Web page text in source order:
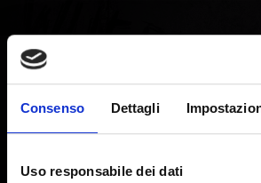
Consenso Dettagli
Uso responsabile dei dati
Gli oggetti appartenenti a
una quest non
spostate nella Scorta